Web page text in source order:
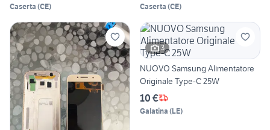
Caserta (CE) Caserta (CE)
3
NUOVO Samsung Alimentatore
Originale Type-C 25W
10 €
Galatina (LE)